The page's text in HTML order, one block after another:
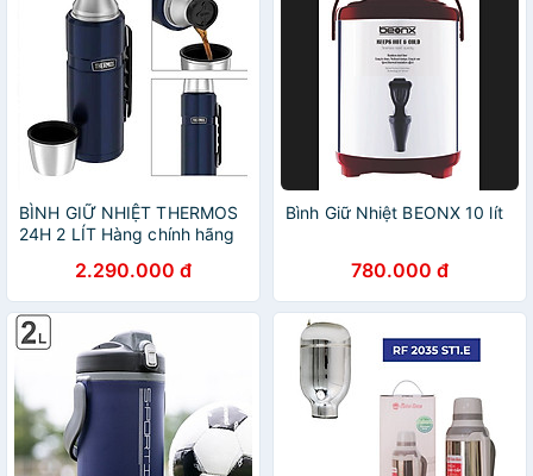
BÌNH GIỮ NHIỆT THERMOS
24H 2 LÍT Hàng chính hãng
2.290.000 đ
Bình Giữ Nhiệt BEONX 10 lít
780.000 đ